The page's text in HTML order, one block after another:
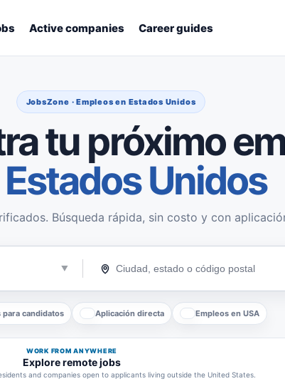
Active companies Career guides
JobsZone · Empleos en Estados Unidos
tu próximo
Estados Unidos
Búsqueda rápida, sin costo y con
para candidatos Aplicación directa Empleos en USA
WORK FROM ANYWHERE
Explore remote jobs
and companies open to applicants living outside the United States.